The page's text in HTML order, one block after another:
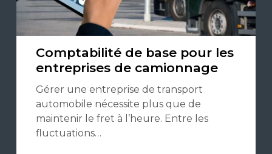
Comptabilité de base pour les
entreprises de camionnage
Gérer une entreprise de transport
automobile nécessite plus que de
maintenir le fret à l’heure. Entre les
fluctuations…